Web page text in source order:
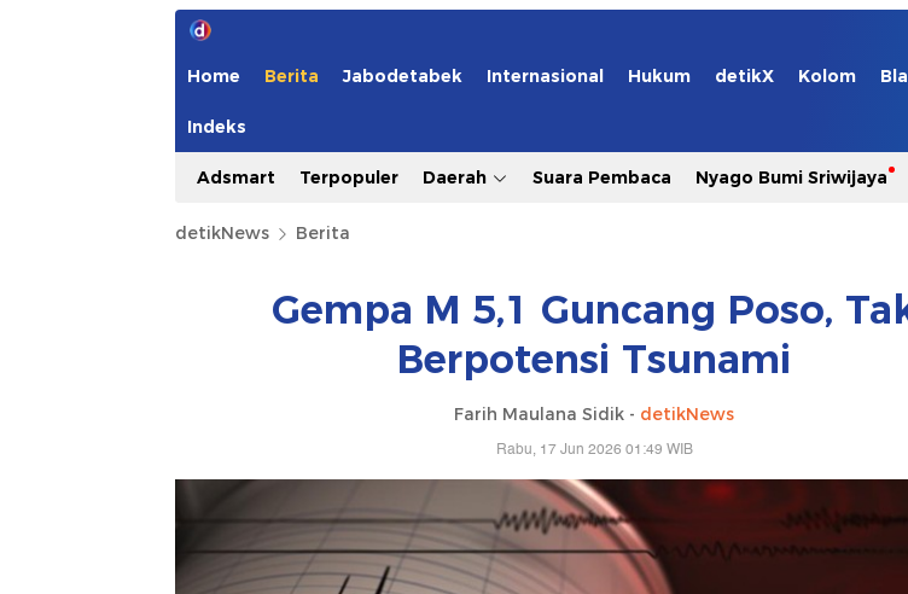
Home Berita Jabodetabek Internasional Hukum detikX Kolom
Indeks
Adsmart Terpopuler Daerah Suara Pembaca Nyago Bumi Sriwijaya
detikNews Berita
Gempa M 5,1 Guncang Poso,
Berpotensi Tsunami
Farih Maulana Sidik - detikNews
Rabu, 17 Jun 2026 01:49 WIB